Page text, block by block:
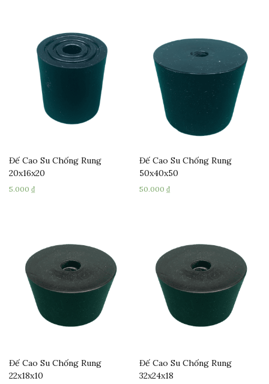
Đế Cao Su Chống Rung
20x16x20
5.000 ₫
Đế Cao Su Chống Rung
50x40x50
50.000₫
Đế Cao Su Chống Rung
22x18x10
Đế Cao Su Chống Rung
32x24x18